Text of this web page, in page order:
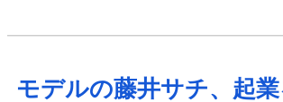
モデルの藤井サチ、起